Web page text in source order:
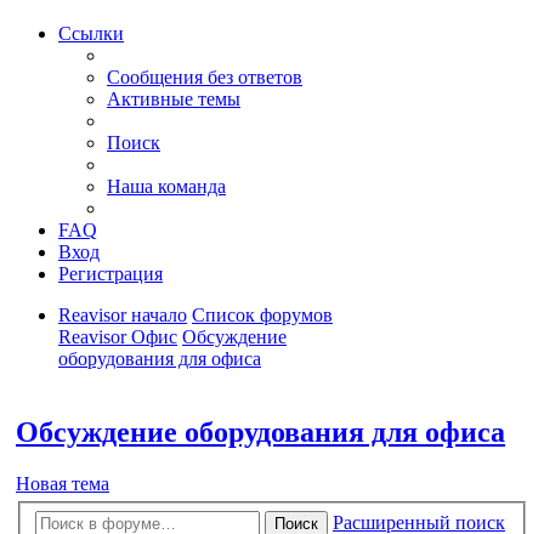
Ссылки
Сообщения без ответов
Активные темы
Поиск
Наша команда
FAQ
Вход
Регистрация
Reavisor начало Список форумов
Reavisor Офис Обсуждение
оборудования для офиса
Обсуждение оборудования для офиса
Новая тема
Поиск Расширенный поиск